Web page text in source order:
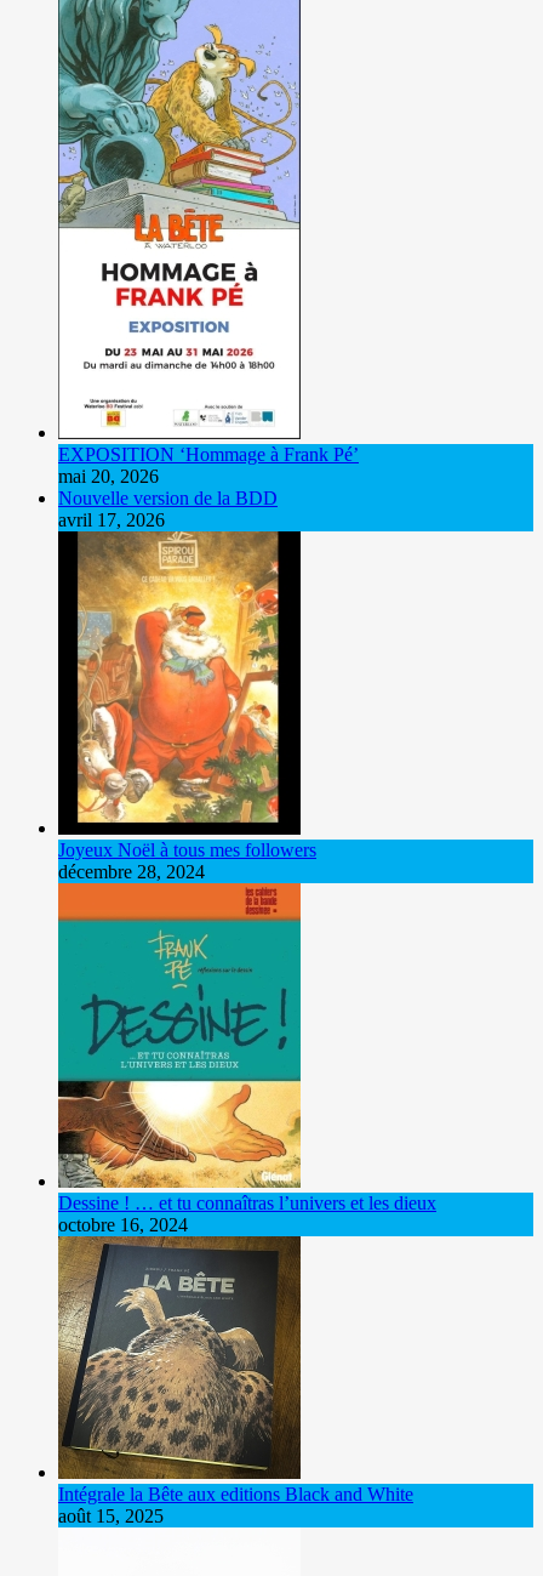
EXPOSITION ‘Hommage à Frank Pé’
mai 20, 2026
Nouvelle version de la BDD
avril 17, 2026
Joyeux Noël à tous mes followers
décembre 28, 2024
Dessine ! … et tu connaîtras l’univers et les dieux
octobre 16, 2024
Intégrale la Bête aux editions Black and White
août 15, 2025